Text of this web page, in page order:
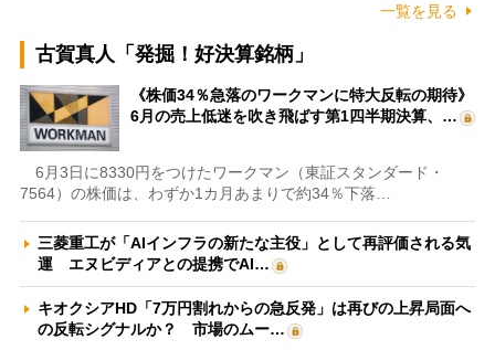
一覧を見る
古賀真人「発掘！好決算銘柄」
《株価34％急落のワークマンに特大反転の期待》
6月の売上低迷を吹き飛ばす第1四半期決算、…
6月3日に8330円をつけたワークマン（東証スタンダード・
7564）の株価は、わずか1カ月あまりで約34％下落…
三菱重工が「AIインフラの新たな主役」として再評価される気
運 エヌビディアとの提携でAI…
キオクシアHD「7万円割れからの急反発」は再びの上昇局面へ
の反転シグナルか？ 市場のムー…